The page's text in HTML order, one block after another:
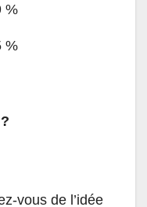
%
%
vous de l’idée